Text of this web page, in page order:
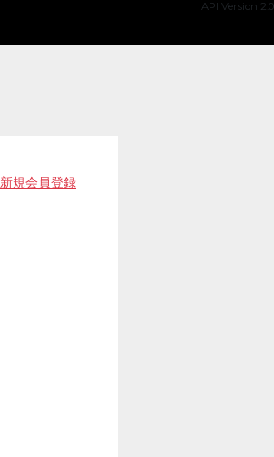
API Version 2.0
新規会員登録